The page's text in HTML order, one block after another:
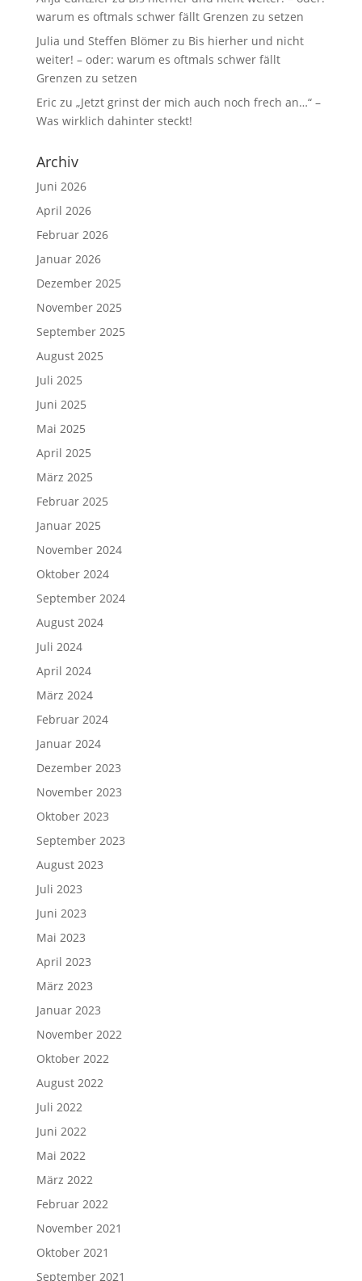
warum es oftmals schwer fällt Grenzen zu setzen
Julia und Steffen Blömerzu Bis hierher und nicht
weiter! – oder: warum es oftmals schwer fällt
Grenzen zu setzen
Eric zu „Jetzt grinst der mich auch noch frech an…“ –
Was wirklich dahinter steckt!
Archiv
Juni 2026
April 2026
Februar 2026
Januar 2026
Dezember 2025
November 2025
September 2025
August 2025
Juli 2025
Juni 2025
Mai 2025
April 2025
März 2025
Februar 2025
Januar 2025
November 2024
Oktober 2024
September 2024
August 2024
Juli 2024
April 2024
März 2024
Februar 2024
Januar 2024
Dezember 2023
November 2023
Oktober 2023
September 2023
August 2023
Juli 2023
Juni 2023
Mai 2023
April 2023
März 2023
Januar 2023
November 2022
Oktober 2022
August 2022
Juli 2022
Juni 2022
Mai 2022
März 2022
Februar 2022
November 2021
Oktober 2021
September 2021